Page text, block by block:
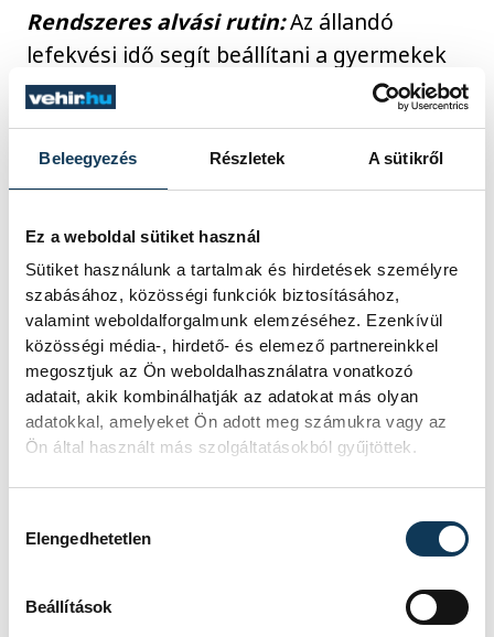
Beleegyezés Részletek A sütikről
Ez a weboldal sütiket használ
Sütiket használunk a tartalmak és hirdetések személyre
szabásához, közösségi funkciók biztosításához,
valamint weboldalforgalmunk elemzéséhez. Ezenkívül
közösségi média-, hirdető- és elemező partnereinkkel
megosztjuk az Ön weboldalhasználatra vonatkozó
adatait, akik kombinálhatják az adatokat más olyan
adatokkal, amelyeket Ön adott meg számukra vagy az
Ön által használt más szolgáltatásokból gyűjtöttek.
Elengedhetetlen
Beállítások
Rendszeres alvási rutin:Az állandó
lefekvési idő segít beállítani a gyermekek
biológiai óráját.
Digitális eszközök kerülése lefekvés
előtt:A kék fény gátolja a melatonin, az
alvást segítő hormon termelődését.
Nyugodt alvási környezet:Sötét,
csendes, hűvös szoba segíti a pihentető
alvást.
Megfelelő táplálkozás:A koffeintartalmú
A fizikai aktivitás
segít az alvásciklus szabályozásában, de